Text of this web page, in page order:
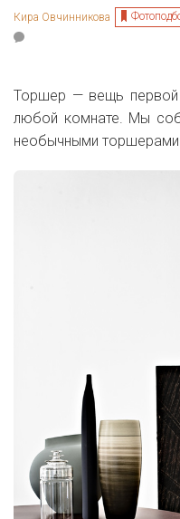
Кира Овчинникова
Торшер — вещь первой
любой комнате. Мы
необычными